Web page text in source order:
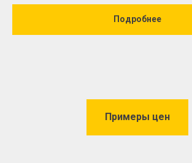
Подробнее
Примеры цен